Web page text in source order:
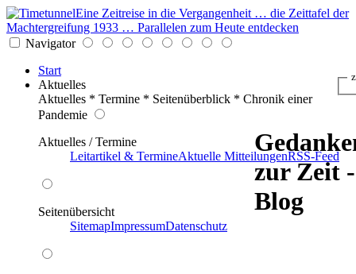
Eine Zeitreise in die Vergangenheit … die Zeittafel der
Machtergreifung 1933 … Parallelen zum Heute entdecken
Navigator
Start
Aktuelles
Aktuelles * Termine * Seitenüberblick * Chronik einer
Pandemie
Aktuelles / Termine
Leitartikel & TermineAktuelle MitteilungenRSS-Feed
Seitenübersicht
SitemapImpressumDatenschutz
zur Zeit -
Blog